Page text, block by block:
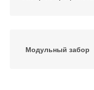
Модульный забор